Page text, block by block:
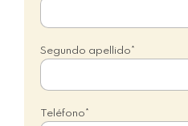
Segundo apellido*
Teléfono*